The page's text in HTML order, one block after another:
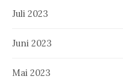
Juli 2023
Juni 2023
Mai 2023